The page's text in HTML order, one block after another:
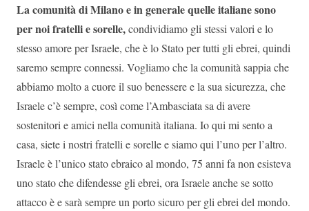
La comunità di Milano e in generale quelle italiane sono
per noi fratelli e sorelle,condividiamo gli stessi valori e lo
stesso amore per Israele, che è lo Stato per tutti gli ebrei, quindi
saremo sempre connessi. Vogliamo che la comunità sappia che
abbiamo molto a cuore il suo benessere e la sua sicurezza, che
Israele c’è sempre, così come l’Ambasciata sa di avere
sostenitori e amici nella comunità italiana. Io qui mi sento a
casa, siete i nostri fratelli e sorelle e siamo qui l’uno per l’altro.
Israele è l’unico stato ebraico al mondo, 75 anni fa non esisteva
uno stato che difendesse gli ebrei, ora Israele anche se sotto
attacco è e sarà sempre un porto sicuro per gli ebrei del mondo.